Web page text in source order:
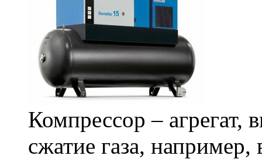
Компрессор – агрегат,
сжатие газа, например,